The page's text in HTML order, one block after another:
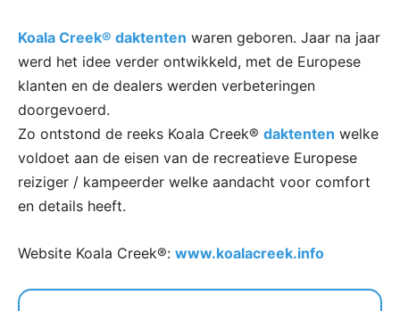
Koala Creek® daktenten waren geboren. Jaar na jaar
werd het idee verder ontwikkeld, met de Europese
klanten en de dealers werden verbeteringen
doorgevoerd.
Zo ontstond de reeks Koala Creek® daktenten welke
voldoet aan de eisen van de recreatieve Europese
reiziger / kampeerder welke aandacht voor comfort
en details heeft.
Website Koala Creek®: www.koalacreek.info